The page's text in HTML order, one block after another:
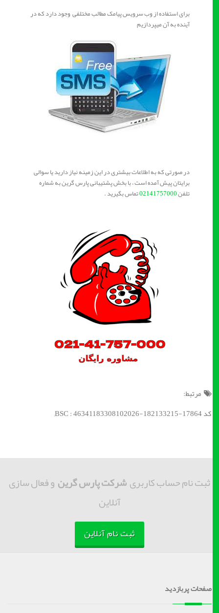
برای استفاده از وب سرویس پیامک مطالب مختلفی وجود دارد که در
آینده به آن میپردازیم
در صورتی که به اطلاعات بیشتری در این زمینه نیاز دارید یا سوالی
برایتان پیش آمده است ، با بخش پشتیبانی پارس گرین به شماره
تلفن02141757000تماس بگیرید .
مرتبط:
کد BSC : 46341183308102026-182133215-17864;
ثبت نام حساب کاربریشرکت پارس گرینو فعال سازی
آنلاین
ثبت نام آنلاین
صفحات پربازدید